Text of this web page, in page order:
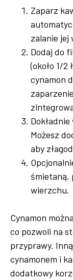
Zaparz
zalanie jej
Dodaj do
(około 1/2
cynamon
Możesz
aby
śmietaną,
wierzchu.
Cynamon
co pozwoli na
przyprawy.
cynamonem i
dodatkowy